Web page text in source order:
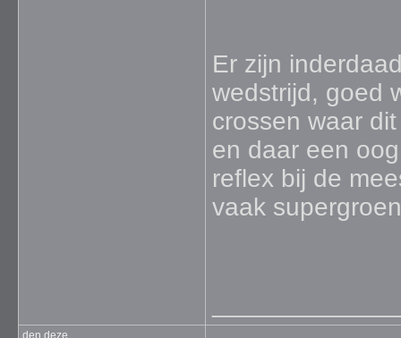
Er zijn
wedstrijd, goed
crossen waar
en daar een
reflex bij de
vaak
den deze